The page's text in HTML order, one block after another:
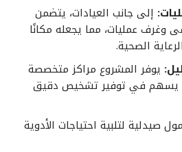
إلى جانب العيادات، يتضمن
وغرف عمليات، مما يجعله مكانًا
الصحية.
يوفر المشروع مراكز متخصصة
يسهم في توفير تشخيص دقيق
صيدلية لتلبية احتياجات الأدوية